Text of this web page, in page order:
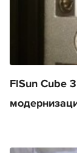
FlSun Cube